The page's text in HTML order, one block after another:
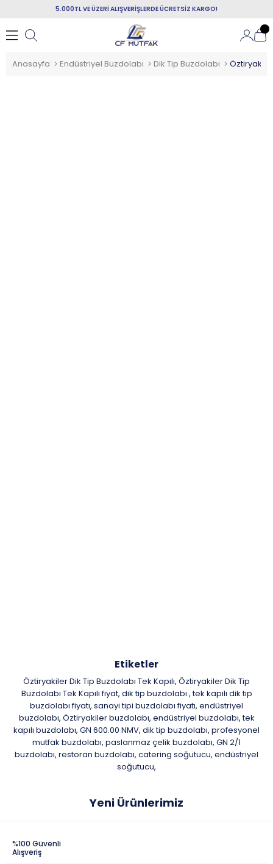
5.000TL VE ÜZERİ ALIŞVERİŞLERDE ÜCRETSİZ KARGO!
Anasayfa Endüstriyel Buzdolabı Dik Tip Buzdolabı
Etiketler
Öztiryakiler Dik Tip Buzdolabı Tek Kapılı, Öztiryakiler Dik Tip
Buzdolabı Tek Kapılı fiyat, dik tip buzdolabı , tek kapılı dik tip
buzdolabı fiyatı, sanayi tipi buzdolabı fiyatı, endüstriyel
buzdolabı, Öztiryakiler buzdolabı, endüstriyel buzdolabı, tek
kapılı buzdolabı, GN 600.00 NMV, dik tip buzdolabı, profesyonel
mutfak buzdolabı, paslanmaz çelik buzdolabı, GN 2/1
buzdolabı, restoran buzdolabı, catering soğutucu, endüstriyel
soğutucu,
Yeni Ürünlerimiz
%100 Güvenli
Alışveriş